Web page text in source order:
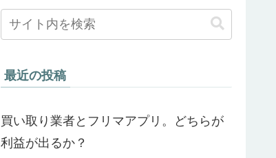
最近の投稿
買い取り業者とフリマアプリ。どちらが
利益が出るか？